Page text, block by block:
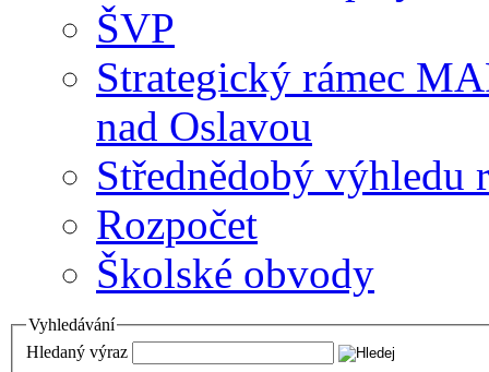
ŠVP
Strategický rámec
nad Oslavou
Střednědobý výhledu
Rozpočet
Školské obvody
Vyhledávání
Hledaný výraz